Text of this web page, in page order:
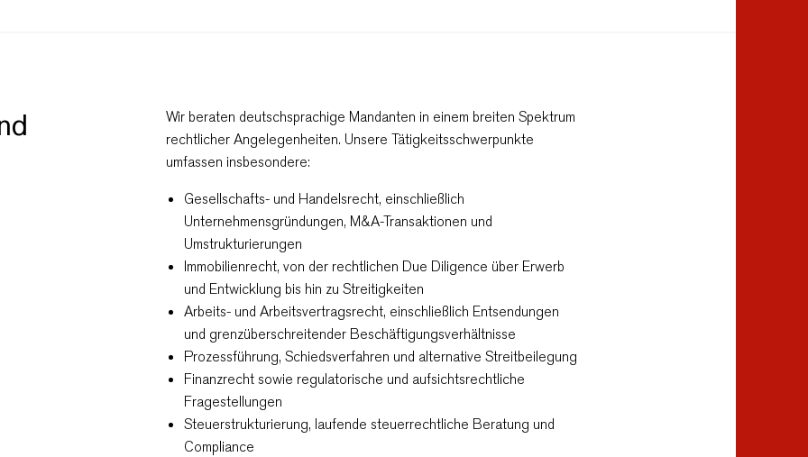
Wir beraten deutschsprachige Mandanten in einem breiten Spektrum
rechtlicher Angelegenheiten. Unsere Tätigkeitsschwerpunkte
umfassen insbesondere:
Gesellschafts- und Handelsrecht, einschließlich
Unternehmensgründungen, M&A-Transaktionen und
Umstrukturierungen
Immobilienrecht, von der rechtlichen Due Diligence über Erwerb
und Entwicklung bis hin zu Streitigkeiten
Arbeits- und Arbeitsvertragsrecht, einschließlich Entsendungen
und grenzüberschreitender Beschäftigungsverhältnisse
Prozessführung, Schiedsverfahren und alternative Streitbeilegung
Finanzrecht sowie regulatorische und aufsichtsrechtliche
Fragestellungen
Steuerstrukturierung, laufende steuerrechtliche Beratung und
Compliance